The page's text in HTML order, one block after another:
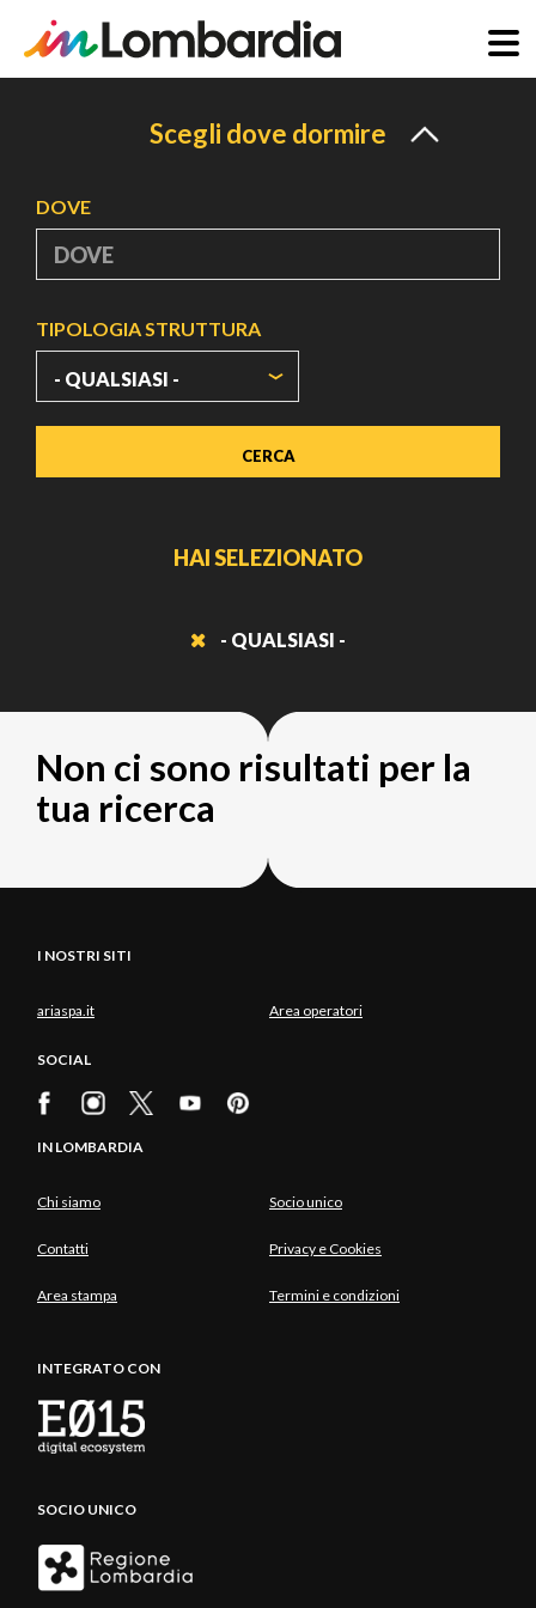
Scegli dove dormire
DOVE
TIPOLOGIA STRUTTURA
HAI SELEZIONATO
- QUALSIASI -
Non ci sono risultati per la
tua ricerca
I NOSTRI SITI
ariaspa.it Area operatori
SOCIAL
IN LOMBARDIA
Chi siamo Socio unico
Contatti Privacy e Cookies
Area stampa Termini e condizioni
INTEGRATO CON
SOCIO UNICO